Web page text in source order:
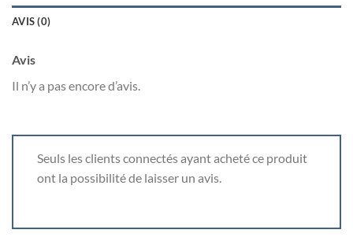
AVIS (0)
Avis
Il n’y a pas encore d’avis.
Seuls les clients connectés ayant acheté ce produit
ont la possibilité de laisser un avis.